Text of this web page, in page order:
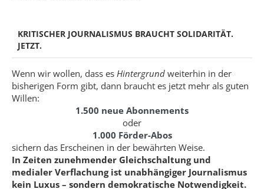
KRITISCHER JOURNALISMUS BRAUCHT SOLIDARITÄT.
JETZT.
Wenn wir wollen, dass es Hintergrund weiterhin in der
bisherigen Form gibt, dann braucht es jetzt mehr als guten
Willen:
1.500 neue Abonnements
oder
1.000 Förder-Abos
sichern das Erscheinen in der bewährten Weise.
In Zeiten zunehmender Gleichschaltung und
medialer Verflachung ist unabhängiger Journalismus
kein Luxus – sondern demokratische Notwendigkeit.